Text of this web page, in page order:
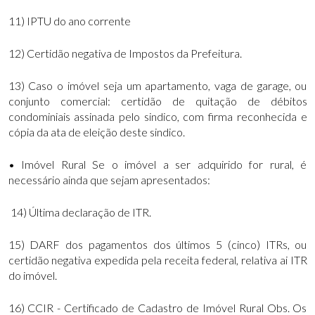
11) IPTU do ano corrente
12) Certidão negativa de Impostos da Prefeitura.
13) Caso o imóvel seja um apartamento, vaga de garage, ou
conjunto comercial: certidão de quitação de débitos
condominiais assinada pelo sindico, com firma reconhecida e
cópia da ata de eleição deste sindico.
• Imóvel Rural Se o imóvel a ser adquirido for rural, é
necessário ainda que sejam apresentados:
14) Última declaração de ITR.
15) DARF dos pagamentos dos últimos 5 (cinco) ITRs, ou
certidão negativa expedida pela receita federal, relativa ai ITR
do imóvel.
16) CCIR - Certificado de Cadastro de Imóvel Rural Obs. Os